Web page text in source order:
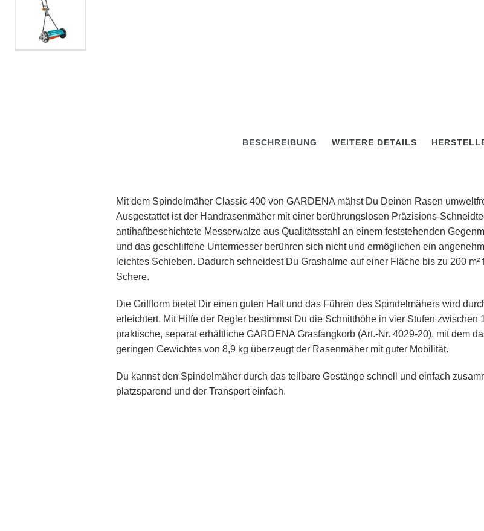
BESCHREIBUNG WEITERE DETAILS
Mit dem Spindelmäher Classic 400 von GARDENA mähst Du Deinen Rasen
Ausgestattet ist der Handrasenmäher mit einer berührungslosen Präzisions-
antihaftbeschichtete Messerwalze aus Qualitätsstahl an einem feststehenden
und das geschliffene Untermesser berühren sich nicht und ermöglichen ein
leichtes Schieben. Dadurch schneidest Du Grashalme auf einer Fläche bis zu 200
Schere.
Die Griffform bietet Dir einen guten Halt und das Führen des Spindelmähers wird
erleichtert. Mit Hilfe der Regler bestimmst Du die Schnitthöhe in vier Stufen zwischen
praktische, separat erhältliche GARDENA Grasfangkorb (Art.-Nr. 4029-20), mit dem
geringen Gewichtes von 8,9 kg überzeugt der Rasenmäher mit guter Mobilität.
Du kannst den Spindelmäher durch das teilbare Gestänge schnell und einfach
platzsparend und der Transport einfach.